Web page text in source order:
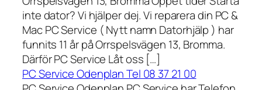
inte dator? Vi hjälper dej. Vi reparera din PC &
Mac PC Service ( Nytt namn Datorhjälp ) har
funnits 11 år på Orrspelsvägen 13, Bromma.
Därför PC Service Låt oss […]
PC Service Odenplan Tel 08 37 21 00